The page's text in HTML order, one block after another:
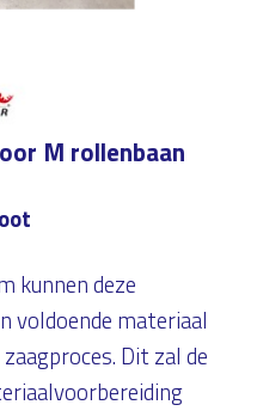
M rollenbaan
kunnen deze
voldoende materiaal
Dit zal de